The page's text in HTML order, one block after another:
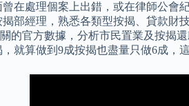
在處理個案上出錯，或在律師公
部經理，熟悉各類型按揭、貸款
的官方數據，分析市民置業及按
就算做到9成按揭也盡量只做6成，